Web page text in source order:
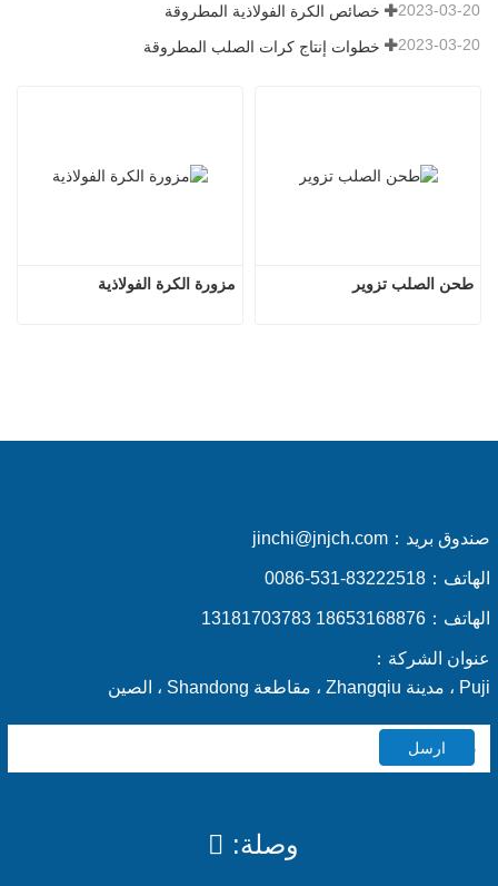
خصائص الكرة الفولاذية المطروقة 2023-03-20
خطوات إنتاج كرات الصلب المطروقة 2023-03-20
مزورة الكرة الفولاذية طحن الصلب تزوير
صندوق بريد： jinchi@jnjch.com
الهاتف： 0086-531-83222518
الهاتف： 18653168876 13181703783
عنوان الشركة：
Puji ، مدينة Zhangqiu ، مقاطعة Shandong ، الصين
ارسل
وصلة: